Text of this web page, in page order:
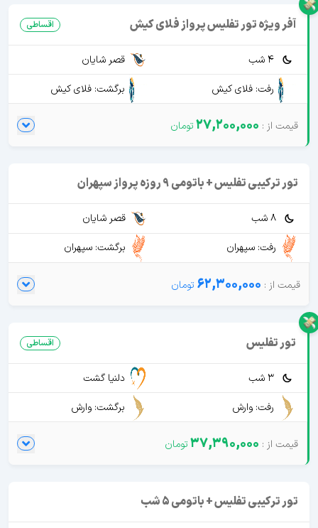
آفر ویژه تور تفلیس پرواز فلای کیش اقساطی
4 شب
قصر شایان
رفت: فلای کیش
برگشت: فلای کیش
27,200,000
تور ترکیبی تفلیس + باتومی 9 روزه پرواز سپهران
8 شب
قصر شایان
رفت: سپهران
برگشت: سپهران
62,300,000
تور تفلیس اقساطی
3 شب
دلنیا گشت
رفت: وارش
برگشت: وارش
37,390,000
تور ترکیبی تفلیس + باتومی 5 شب